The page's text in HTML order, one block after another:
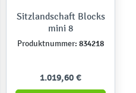
Sitzlandschaft Blocks
mini 8
Produktnummer: 834218
1.019,60 €